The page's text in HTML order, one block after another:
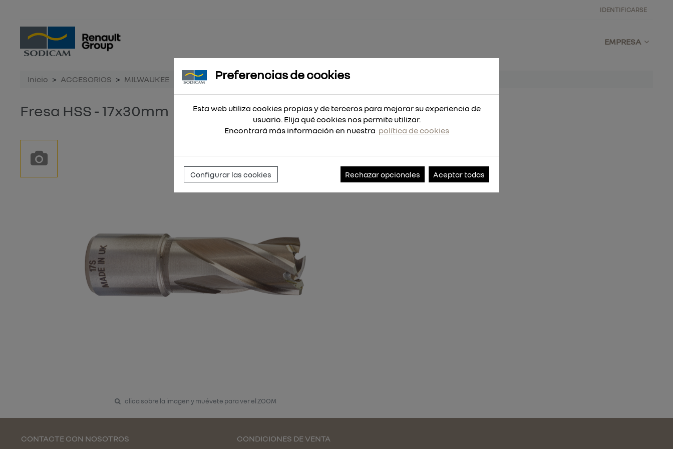
IDENTIFICARSE
EMPRESA
Inicio ACCESORIOS MILWAUKEE Fresa HSS - 17x30mm
Fresa HSS - 17x30mm
clica sobre la imagen y muévete para ver el ZOOM
CONTACTE CON NOSOTROS CONDICIONES DE VENTA
Preferencias de cookies
Esta web utiliza cookies propias y de terceros para mejorar su experiencia de
usuario. Elija qué cookies nos permite utilizar.
Encontrará más información en nuestra política de cookies
Configurar las cookies Rechazar opcionales Aceptar todas